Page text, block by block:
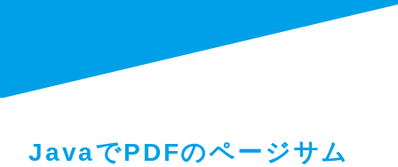
JavaでPDFのページサム